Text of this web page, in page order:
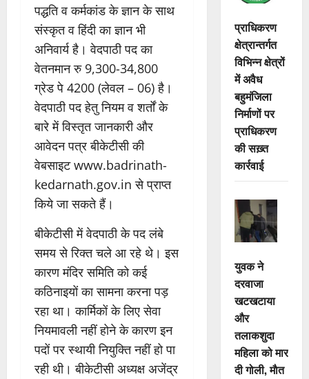
पद्धति व कर्मकांड के ज्ञान के साथ
संस्कृत व हिंदी का ज्ञान भी
अनिवार्य है। वेदपाठी पद का
वेतनमान रु 9,300-34,800
ग्रेड पे 4200 (लेवल – 06) है।
वेदपाठी पद हेतु नियम व शर्तों के
बारे में विस्तृत जानकारी और
आवेदन पत्र बीकेटीसी की
वेबसाइट www.badrinath-
kedarnath.gov.in से प्राप्त
किये जा सकते हैं।
बीकेटीसी में वेदपाठी के पद लंबे
समय से रिक्त चले आ रहे थे। इस
कारण मंदिर समिति को कई
कठिनाइयों का सामना करना पड़
रहा था। कार्मिकों के लिए सेवा
नियमावली नहीं होने के कारण इन
पदों पर स्थायी नियुक्ति नहीं हो पा
रही थी। बीकेटीसी अध्यक्ष अजेंद्र
प्राधिकरण
क्षेत्रान्तर्गत
विभिन्न क्षेत्रों
में अवैध
बहुमंजिला
निर्माणों पर
प्राधिकरण
की सख़्त
कार्रवाई
युवक ने
दरवाजा
खटखटाया
और
तलाकशुदा
महिला को मार
दी गोली, माैत